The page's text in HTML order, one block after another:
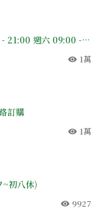
週一至週五 09:00 - 21:00 週六 09:00 - 18:00,週日 09:00-12:00
人氣
1萬
訂購
人氣
1萬
初八休)
人氣
9927